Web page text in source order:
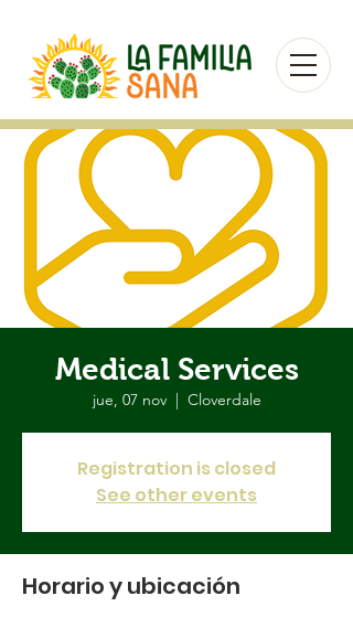
Medical Services
jue, 07 nov
  |
Cloverdale
Registration is closed
See other events
Horario y ubicación